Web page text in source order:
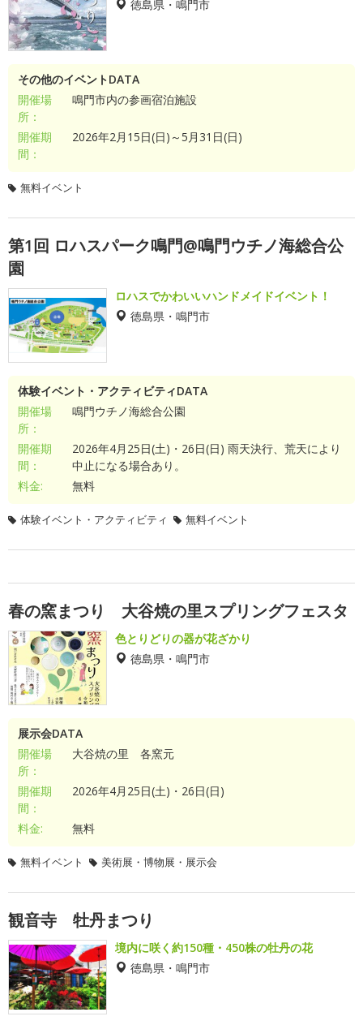
徳島県・鳴門市
その他のイベントDATA
開催場
所：
鳴門市内の参画宿泊施設
開催期
間：
2026年2月15日(日)～5月31日(日)
無料イベント
第1回 ロハスパーク鳴門@鳴門ウチノ海総合公
園
ロハスでかわいいハンドメイドイベント！
徳島県・鳴門市
体験イベント・アクティビティDATA
開催場
所：
鳴門ウチノ海総合公園
開催期
間：
2026年4月25日(土)・26日(日) 雨天決行、荒天により
中止になる場合あり。
料金:
無料
体験イベント・アクティビティ 無料イベント
春の窯まつり 大谷焼の里スプリングフェスタ
色とりどりの器が花ざかり
徳島県・鳴門市
展示会DATA
開催場
所：
大谷焼の里 各窯元
開催期
間：
2026年4月25日(土)・26日(日)
料金: 無料
無料イベント 美術展・博物展・展示会
観音寺 牡丹まつり
境内に咲く約150種・450株の牡丹の花
徳島県・鳴門市